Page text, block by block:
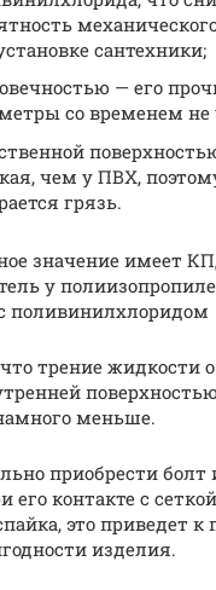
сантехники;
— его
со временем
чем у ПВХ,
грязь.
значение имеет
у
поливинилхлоридом
трение жидкости
меньше.
приобрести
его контакте с
это приведет
изделия.